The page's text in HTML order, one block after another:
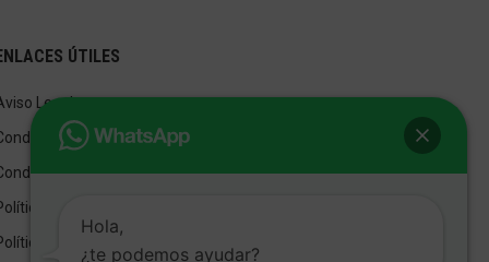
ÚTILES
Legal
de Venta
de Uso
de privacidad
de cookies
Hola,
¿te podemos ayudar?